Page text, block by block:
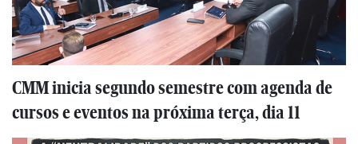
CMM inicia segundo semestre com agenda de
cursos e eventos na próxima terça, dia 11